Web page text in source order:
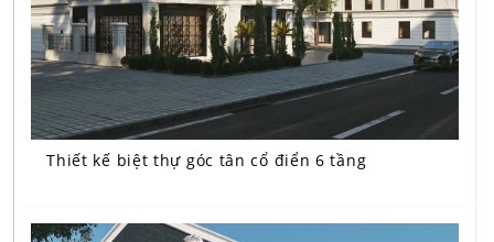
Thiết kế biệt thự góc tân cổ điển 6 tầng